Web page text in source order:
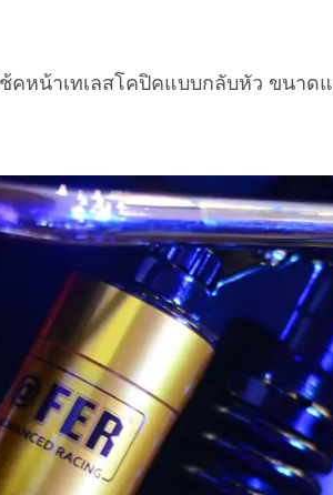
คหน้าเทเลสโคปิคแบบกลับหัว ขนาด